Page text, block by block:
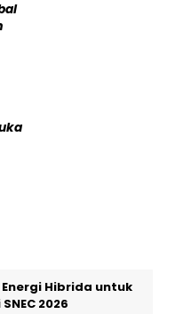
Energi Hibrida untuk
2026